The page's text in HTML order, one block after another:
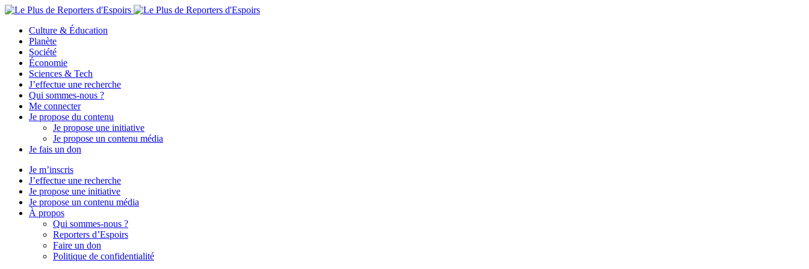
Culture & Éducation
Planète
Société
Économie
Sciences & Tech
J’effectue une recherche
Qui sommes-nous ?
Me connecter
Je propose du contenu
Je propose une initiative
Je propose un contenu média
Je fais un don
Je m’inscris
J’effectue une recherche
Je propose une initiative
Je propose un contenu média
À propos
Qui sommes-nous ?
Reporters d’Espoirs
Faire un don
Politique de confidentialité